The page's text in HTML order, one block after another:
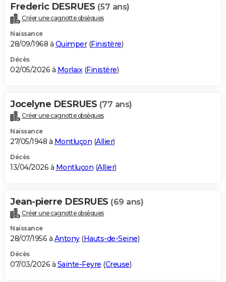
Bricolage
Lifestyle
Culture
Sport
Auto
Television
Voyage
Cinema
Frederic DESRUES (57 ans)
Créer une cagnotte obsèques
Naissance
28/09/1968 à Quimper(Finistère)
Décès
02/05/2026 à Morlaix(Finistère)
Jocelyne DESRUES (77 ans)
Créer une cagnotte obsèques
Naissance
27/05/1948 à Montluçon (Allier)
Décès
13/04/2026 à Montluçon (Allier)
Jean-pierre DESRUES (69 ans)
Créer une cagnotte obsèques
Naissance
28/07/1956 à Antony(Hauts-de-Seine)
Décès
07/03/2026 à Sainte-Feyre (Creuse)